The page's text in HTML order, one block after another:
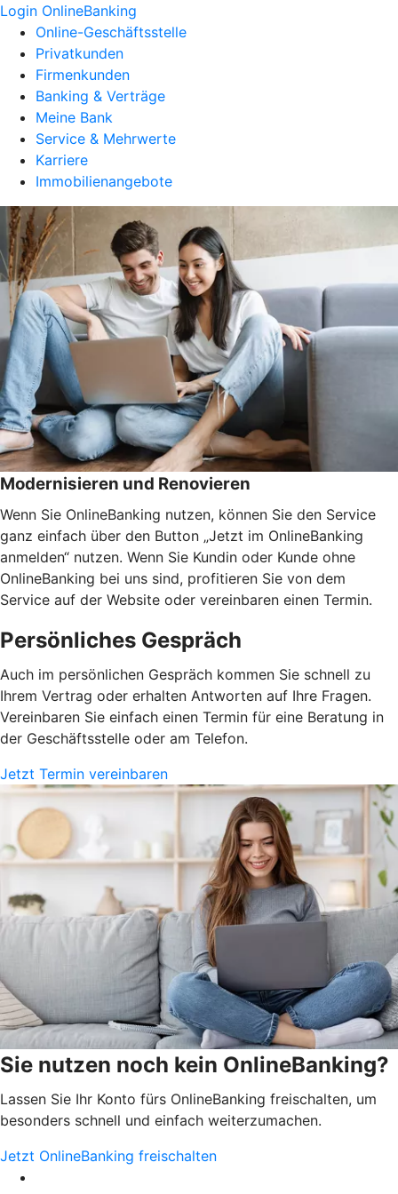
Login OnlineBanking
Online-Geschäftsstelle
Privatkunden
Firmenkunden
Banking & Verträge
Meine Bank
Service & Mehrwerte
Karriere
Immobilienangebote
Modernisieren und Renovieren
Wenn Sie OnlineBanking nutzen, können Sie den Service
ganz einfach über den Button „Jetzt im OnlineBanking
anmelden“ nutzen. Wenn Sie Kundin oder Kunde ohne
OnlineBanking bei uns sind, profitieren Sie von dem
Service auf der Website oder vereinbaren einen Termin.
Persönliches Gespräch
Auch im persönlichen Gespräch kommen Sie schnell zu
Ihrem Vertrag oder erhalten Antworten auf Ihre Fragen.
Vereinbaren Sie einfach einen Termin für eine Beratung in
der Geschäftsstelle oder am Telefon.
Jetzt Termin vereinbaren
Sie nutzen noch kein OnlineBanking?
Lassen Sie Ihr Konto fürs OnlineBanking freischalten, um
besonders schnell und einfach weiterzumachen.
Jetzt OnlineBanking freischalten